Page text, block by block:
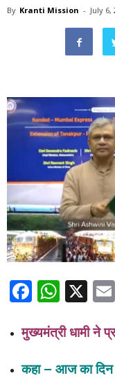
By Kranti Mission - July 6,
X
मुख्यमंत्री धामी ने
कहा – आज का दिन